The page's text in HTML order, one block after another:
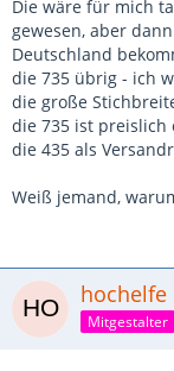
Die wäre für mich
gewesen, aber
Deutschland
die 735 übrig - ich
die große
die 735 ist preislich
die 435 als
Weiß jemand,
hochelfe
Mitgestalter